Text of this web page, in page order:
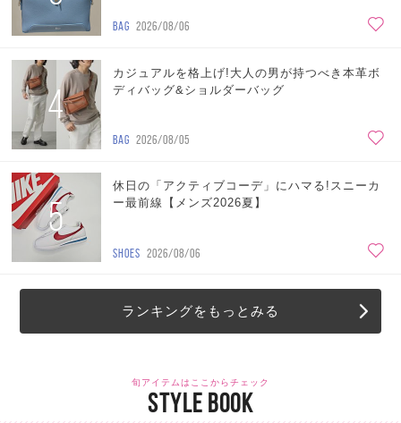
BAG 2026/08/06
4
カジュアルを格上げ!大人の男が持つべき本革ボ
ディバッグ&ショルダーバッグ
BAG 2026/08/05
5
休日の「アクティブコーデ」にハマる!スニーカ
ー最前線【メンズ2026夏】
SHOES 2026/08/06
ランキングをもっとみる
旬アイテムはここからチェック
STYLE BOOK